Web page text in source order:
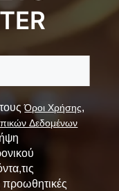
Όροι Χρήσης,
Δεδομένων
προωθητικές